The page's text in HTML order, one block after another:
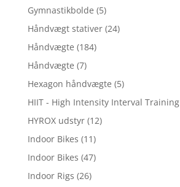
Gymnastikbolde (5)
Håndvægt stativer (24)
Håndvægte (184)
Håndvægte (7)
Hexagon håndvægte (5)
HIIT - High Intensity Interval Training
HYROX udstyr (12)
Indoor Bikes (11)
Indoor Bikes (47)
Indoor Rigs (26)